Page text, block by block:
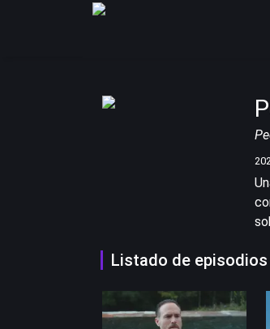
Listado de episodios